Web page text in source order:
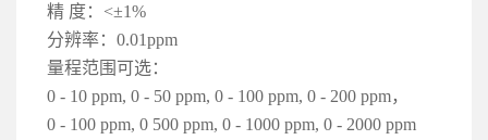
精 度：<±1%
分辨率：0.01ppm
量程范围可选：
0 - 10 ppm, 0 - 50 ppm, 0 - 100 ppm, 0 - 200 ppm，
0 - 100 ppm, 0 500 ppm, 0 - 1000 ppm, 0 - 2000 ppm